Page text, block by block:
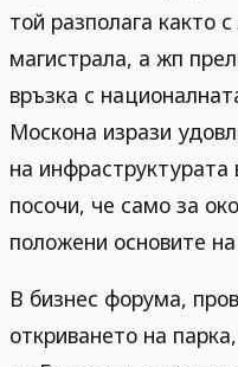
той разполага както
магистрала, а жп
връзка с
Москона изрази
на инфраструктурата
посочи, че само за
положени основите
В бизнес форума,
откриването на